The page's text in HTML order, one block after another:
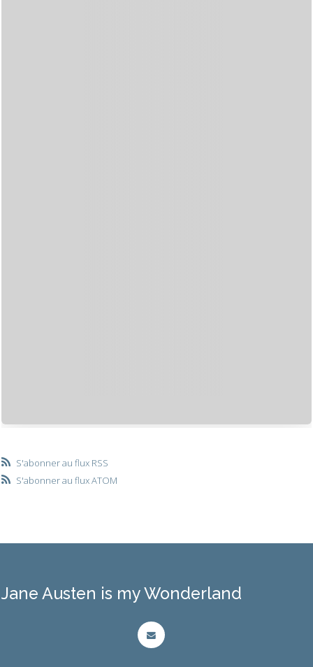
S'abonner au flux RSS
S'abonner au flux ATOM
Jane Austen is my Wonderland